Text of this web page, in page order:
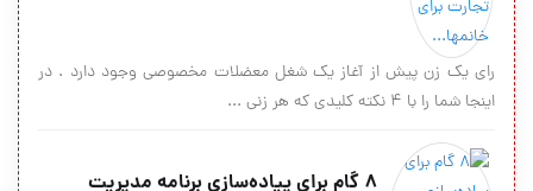
رای یک زن پیش از آغاز یک شغل معضلات مخصوصی وجود دارد . در
اینجا شما را با 4 نکته کلیدی که هر زنی ...
۸ گام برای پیاده‌سازی برنامه مدیریت